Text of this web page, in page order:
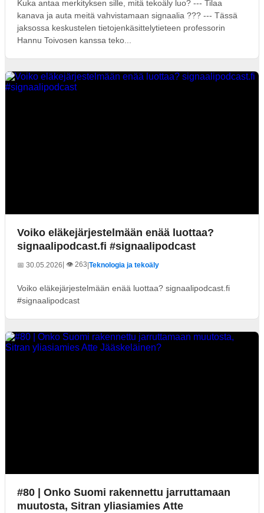
Kuka antaa merkityksen sille, mitä tekoäly luo? --- Tilaa
kanava ja auta meitä vahvistamaan signaalia ??? --- Tässä
jaksossa keskustelen tietojenkäsittelytieteen professorin
Hannu Toivosen kanssa teko...
Voiko eläkejärjestelmään enää luottaa?
signaalipodcast.fi #signaalipodcast
📅 30.05.2026| 👁️ 263 Teknologia ja tekoäly
Voiko eläkejärjestelmään enää luottaa? signaalipodcast.fi
#signaalipodcast
#80 | Onko Suomi rakennettu jarruttamaan
muutosta, Sitran yliasiamies Atte